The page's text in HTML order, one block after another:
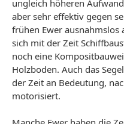
ungleich höheren
aber sehr effektiv gegen
frühen Ewer ausnahmslos
sich mit der Zeit
noch eine
Holzboden. Auch das
der Zeit an Bedeutung,
motorisiert.